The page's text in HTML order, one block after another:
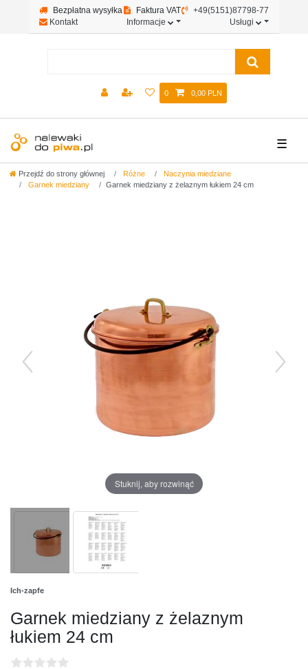
Bezpłatna wysyłka Faktura VAT
+49(5151)87798-77
Kontakt
Informacje Usługi
0 0,00 PLN
☰
Przejdź do strony głównej Różne
Naczynia miedziane
Garnek miedziany
Garnek miedziany z żelaznym łukiem 24 cm
Stuknij, aby rozwinąć
Ich-zapfe
Garnek miedziany z żelaznym
łukiem 24 cm